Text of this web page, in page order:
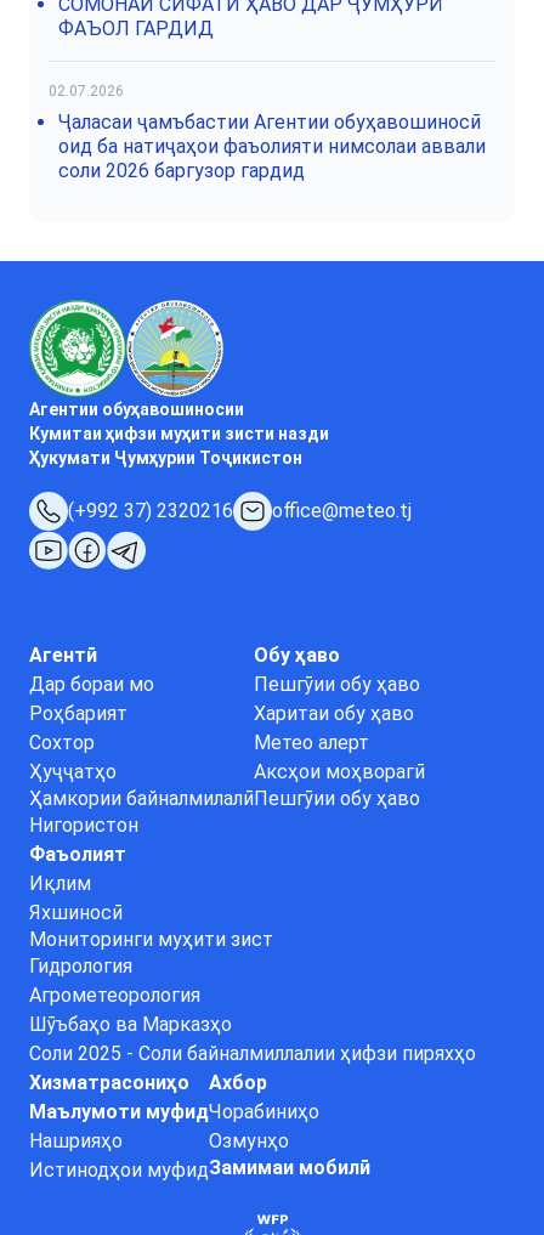
ФАЪОЛ ГАРДИД
02.07.2026
Ҷаласаи ҷамъбастии Агентии обуҳавошиносӣ
оид ба натиҷаҳои фаъолияти нимсолаи аввали
соли 2026 баргузор гардид
Агентии обуҳавошиносии
Кумитаи ҳифзи муҳити зисти назди
Ҳукумати Ҷумҳурии Тоҷикистон
(+992 37) 2320216 office@meteo.tj
Агентӣ
Дар бораи мо
Роҳбарият
Сохтор
Ҳуҷҷатҳо
Ҳамкории байналмилалӣ
Нигористон
Обу ҳаво
Пешгӯии обу ҳаво
Харитаи обу ҳаво
Метео алерт
Аксҳои моҳворагӣ
Пешгӯии обу ҳаво
Фаъолият
Иқлим
Яхшиносӣ
Мониторинги муҳити зист
Гидрология
Агрометеорология
Шӯъбаҳо ва Марказҳо
Соли 2025 - Соли байналмиллалии ҳифзи пиряхҳо
Хизматрасониҳо
Маълумоти муфид
Нашрияҳо
Истинодҳои муфид
Ахбор
Чорабиниҳо
Озмунҳо
Замимаи мобилӣ